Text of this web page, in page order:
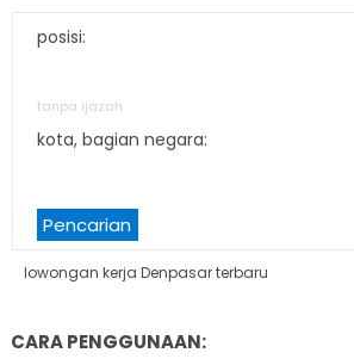
posisi:
tanpa ijazah
kota, bagian negara:
Pencarian
lowongan kerja Denpasar terbaru
CARA PENGGUNAAN: